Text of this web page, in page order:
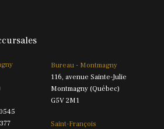
Bureau - Montmagny
116, avenue Sainte-Julie
Montmagny (Québec)
G5V 2M1
Saint-François